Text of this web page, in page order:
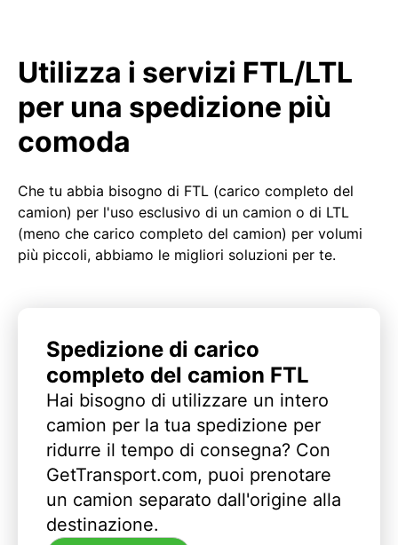
Utilizza i servizi FTL/LTL
per una spedizione più
comoda
Che tu abbia bisogno di FTL (carico completo del
camion) per l'uso esclusivo di un camion o di LTL
(meno che carico completo del camion) per volumi
più piccoli, abbiamo le migliori soluzioni per te.
Spedizione di carico
completo del camion FTL
Hai bisogno di utilizzare un intero
camion per la tua spedizione per
ridurre il tempo di consegna? Con
GetTransport.com, puoi prenotare
un camion separato dall'origine alla
destinazione.